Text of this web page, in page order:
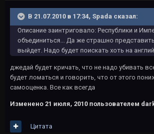
В 21.07.2010 в 17:34, Spada сказал:
Описание заинтриговало: Республики и
объединиться... Да же страшно
выйдет. Надо будет поискать хоть на
джедай будет кричать, что не надо убивать
будет ломаться и говорить, что от этого
самооценка. Все как всегда
Изменено 21 июля, 2010 пользователем
Цитата